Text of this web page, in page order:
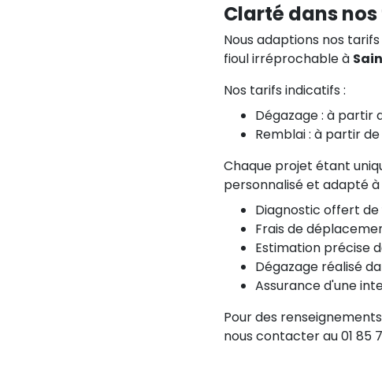
Clarté dans
Nous adaptions nos
fioul irréprochable à
Nos tarifs indicatifs :
Dégazage : à partir
Remblai : à partir
Chaque projet étant
personnalisé et adapté à
Diagnostic offert
Frais de
Estimation précise
Dégazage réalisé
Assurance d'une
Pour des
nous contacter au 01 85